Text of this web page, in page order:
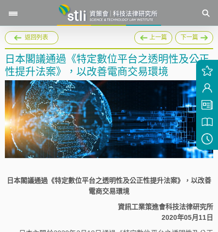
返回列表 上一篇 下一篇
日本閣議通過《特定數位平台之透明性及公正
性提升法案》，以改善電商交易環境
日本閣議通過《特定數位平台之透明性及公正性提升法案》，以改善
電商交易環境
資訊工業策進會科技法律研究所
2020年05月11日